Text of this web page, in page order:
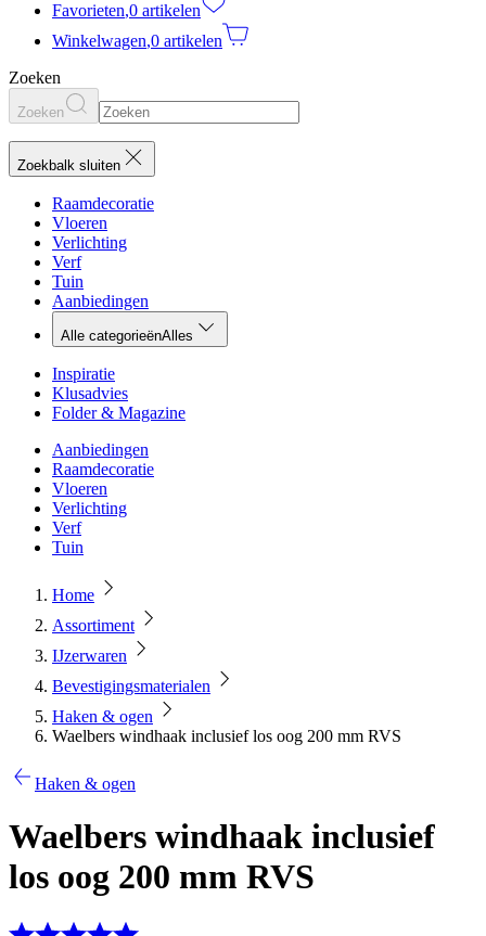
Favorieten,0 artikelen
Winkelwagen,0 artikelen
Zoeken
Zoeken
Zoekbalk sluiten
Raamdecoratie
Vloeren
Verlichting
Verf
Tuin
Aanbiedingen
Alle categorieënAlles
Inspiratie
Klusadvies
Folder & Magazine
Aanbiedingen
Raamdecoratie
Vloeren
Verlichting
Verf
Tuin
Home
Assortiment
IJzerwaren
Bevestigingsmaterialen
Haken & ogen
Waelbers windhaak inclusief los oog 200 mm RVS
Haken & ogen
Waelbers windhaak inclusief
los oog 200 mm RVS